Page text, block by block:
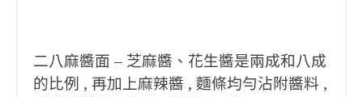
二八麻醬面 – 芝麻醬、花生醬是兩成和八成
的比例 , 再加上麻辣醬 , 麵條均勻沾附醬料 ,